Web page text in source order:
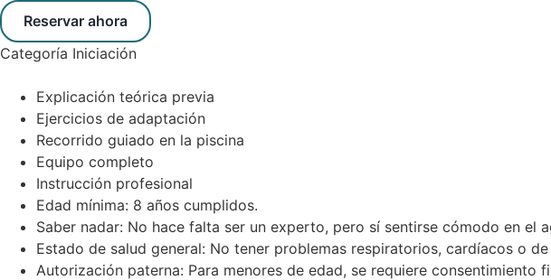
Reservar ahora
Categoría Iniciación
Explicación teórica previa
Ejercicios de adaptación
Recorrido guiado en la piscina
Equipo completo
Instrucción profesional
Edad mínima: 8 años cumplidos.
Saber nadar: No hace falta ser un experto, pero sí sentirse cómodo en el
Estado de salud general: No tener problemas respiratorios, cardíacos o
Autorización paterna: Para menores de edad, se requiere consentimiento